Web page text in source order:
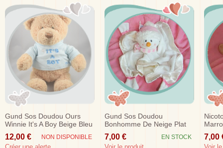
Gund Sos Doudou Ours
Winnie It's A Boy Beige Bleu
12,00 € NON DISPONIBLE
Gund Sos Doudou
Bonhomme De Neige Plat
Blanc Echarpe Rose
7,00 € EN STOCK 7,00